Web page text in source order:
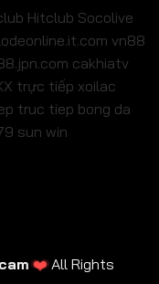
Hitclub Socolive
vn88
cakhiatv
trực tiếp xoilac
truc tiep bong da
sun win
❤️All Rights